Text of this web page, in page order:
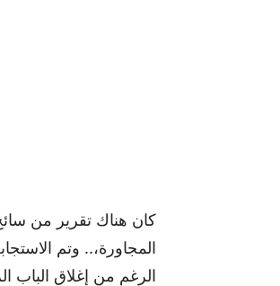
كان هناك تقرير من
المجاورة،.. وتم
الرغم من إغلاق الباب